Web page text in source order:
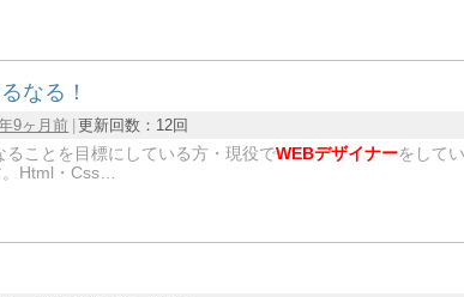
なる！
9ヶ月前 更新回数： 12回
ることを目標にしている方・現役でWEBデザイナーをして
。Html・Css…